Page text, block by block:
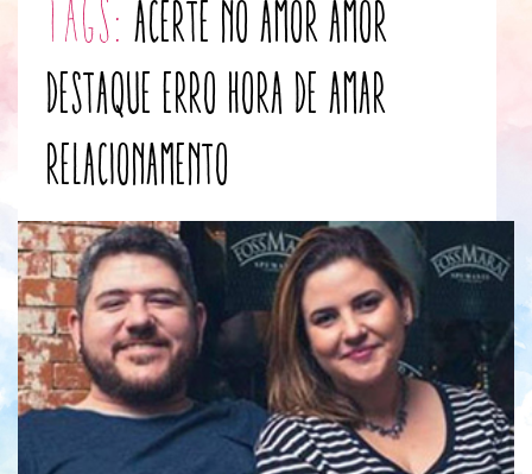
tags: acerte no amoramor
destaque erro hora de amar
relacionamento